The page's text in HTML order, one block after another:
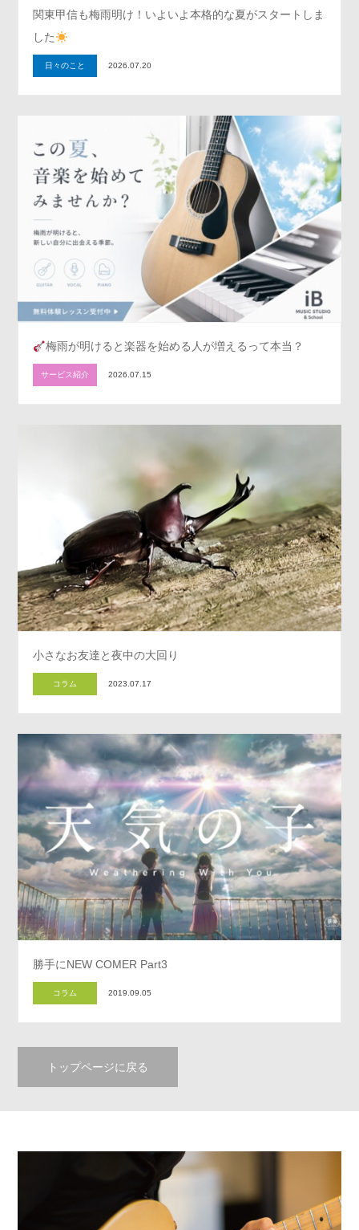
関東甲信も梅雨明け！いよいよ本格的な夏がスタートしま
した
日々のこと 2026.07.20
梅雨が明けると楽器を始める人が増えるって本当？
サービス紹介 2026.07.15
小さなお友達と夜中の大回り
コラム 2023.07.17
勝手にNEW COMER Part3
コラム 2019.09.05
トップページに戻る